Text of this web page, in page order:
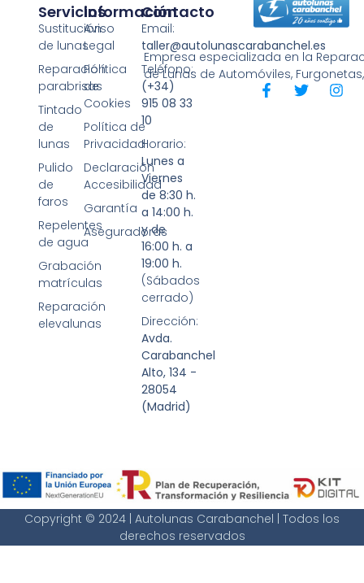
Empresa especializada en la
de Lunas de Automóviles,
Servicios
Sustitución
de lunas
Reparación
parabrisas
Tintado
de
lunas
Pulido
de
faros
Repelentes
de agua
Grabación
matrículas
Reparación
elevalunas
Información
Aviso
Legal
Política
de
Cookies
Política de
Privacidad
Declaración
Accesibilidad
Garantía
Aseguradoras
Contacto
Email:
taller@autolunascarabanchel.es
Teléfono:
(+34)
915 08 33
10
Horario:
Lunes a
Viernes
de 8:30 h.
a 14:00 h.
y de
16:00 h. a
19:00 h.
(Sábados
cerrado)
Dirección:
Avda.
Carabanchel
Alto, 134 -
28054
(Madrid)
Copyright © 2024 | Autolunas Carabanchel | Todos los
derechos reservados